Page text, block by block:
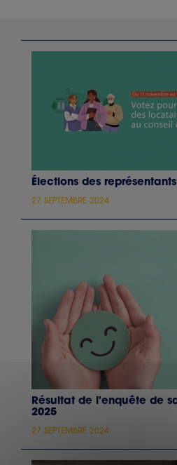
Élections des
27 SEPTEMBRE 2024
Résultat de l'enquête de
2025
27 SEPTEMBRE 2024